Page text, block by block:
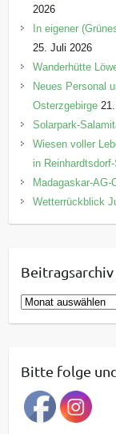
2026
In eigener
25. Juli 2026
Wanderhütte
Neues Personal
Osterzgebirge
Solarpark-
Wiesen voller
in
Madagaskar-AG-
Wetterrückblick
Beitragsarchiv
B
e
r
a
g
Bitte folge